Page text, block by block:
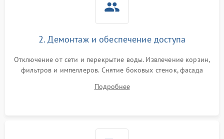
2. Демонтаж и обеспечение доступа
Отключение от сети и перекрытие воды. Извлечение корзин,
фильтров и импеллеров. Снятие боковых стенок, фасада
циркуляционному насосу, ТЭНу и сливной помпе.
Подробнее